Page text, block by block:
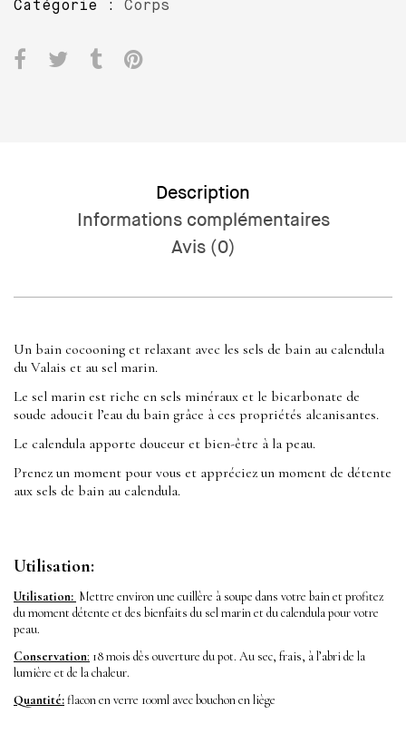
Catégorie : Corps
Description
Informations complémentaires
Avis (0)
Un bain cocooning et relaxant avec les sels de bain au calendula
du Valais et au sel marin.
Le sel marin est riche en sels minéraux et le bicarbonate de
soude adoucit l’eau du bain grâce à ces propriétés alcanisantes.
Le calendula apporte douceur et bien-être à la peau.
Prenez un moment pour vous et appréciez un moment de détente
aux sels de bain au calendula.
Utilisation:
Utilisation: Mettre environ une cuillère à soupe dans votre bain et profitez
du moment détente et des bienfaits du sel marin et du calendula pour votre
peau.
Conservation: 18 mois dès ouverture du pot. Au sec, frais, à l’abri de la
lumière et de la chaleur.
Quantité:flacon en verre 100ml avec bouchon en liège